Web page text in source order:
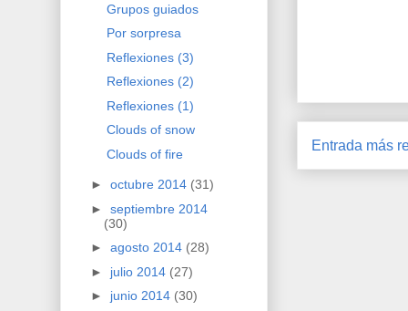
Entrada más
Grupos guiados
Por sorpresa
Reflexiones (3)
Reflexiones (2)
Reflexiones (1)
Clouds of snow
Clouds of fire
► octubre 2014 (31)
► septiembre 2014
(30)
► agosto 2014 (28)
► julio 2014 (27)
► junio 2014 (30)